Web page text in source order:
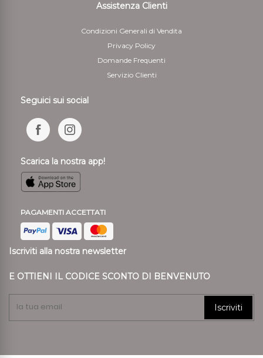
Assistenza Clienti
Condizioni Generali di Vendita
Privacy Policy
Domande Frequenti
Servizio Clienti
Seguici sui social
Scarica la nostra app!
PAGAMENTI ACCETTATI
Iscriviti alla nostra newsletter
E OTTIENI IL CODICE SCONTO DI BENVENUTO
Iscriviti